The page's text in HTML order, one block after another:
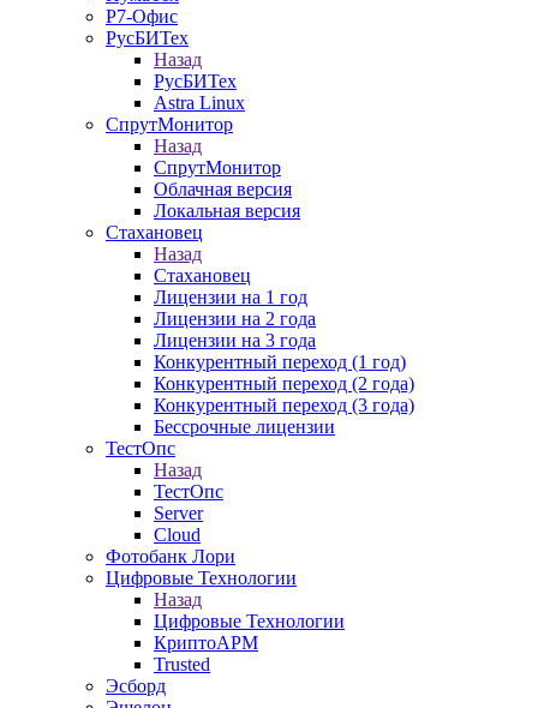
Р7-Офис
РусБИТех
Назад
РусБИТех
Astra Linux
СпрутМонитор
Назад
СпрутМонитор
Облачная версия
Локальная версия
Стахановец
Назад
Стахановец
Лицензии на 1 год
Лицензии на 2 года
Лицензии на 3 года
Конкурентный переход (1 год)
Конкурентный переход (2 года)
Конкурентный переход (3 года)
Бессрочные лицензии
ТестОпс
Назад
ТестОпс
Server
Cloud
Фотобанк Лори
Цифровые Технологии
Назад
Цифровые Технологии
КриптоАРМ
Trusted
Эсборд